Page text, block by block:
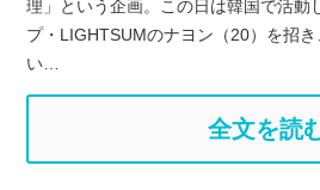
理」という企画。この日は韓国で活動
プ・LIGHTSUMのナヨン（20）を招
い…
全文を読